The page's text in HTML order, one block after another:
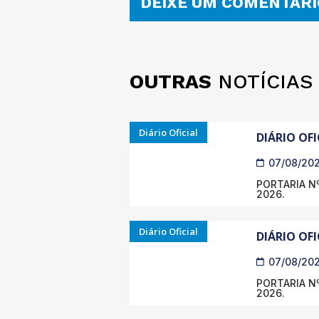
OUTRAS NOTÍCIAS
Diário Oficial DIÁRIO
07/08/
PORTARIA
2026.
Diário Oficial DIÁRIO
07/08/
PORTARIA
2026.